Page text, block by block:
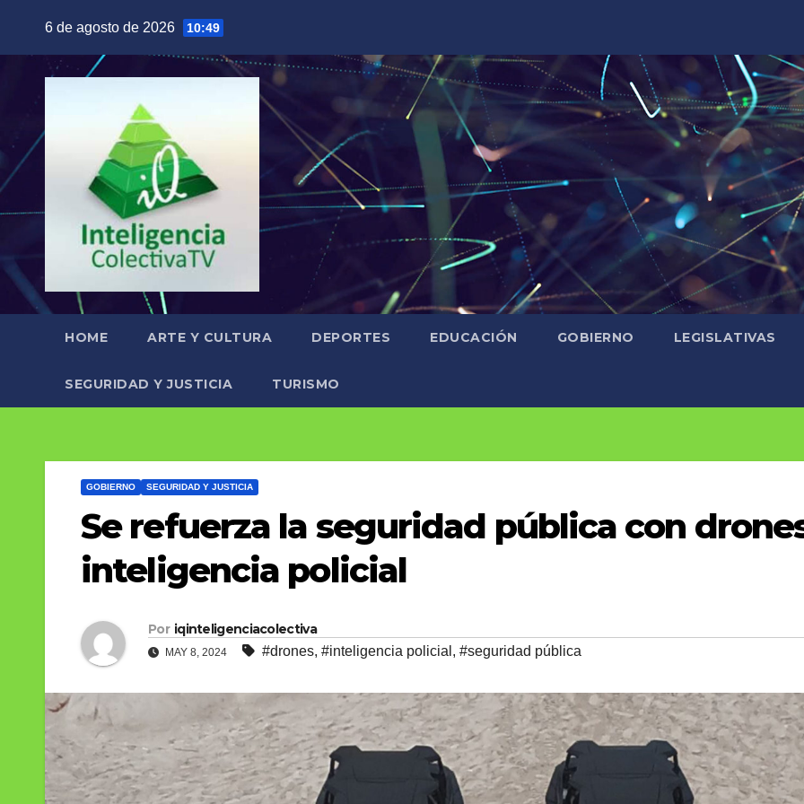
contenido
6 de agosto de 2026 10:49
HOME ARTE Y CULTURA DEPORTES EDUCACIÓN GOBIERNO LEGISLATIVAS
SEGURIDAD Y JUSTICIA TURISMO
GOBIERNO SEGURIDAD Y JUSTICIA
Se refuerza la seguridad pública con
inteligencia policial
Por iqinteligenciacolectiva
MAY 8, 2024 #drones, #inteligencia policial , #seguridad pública